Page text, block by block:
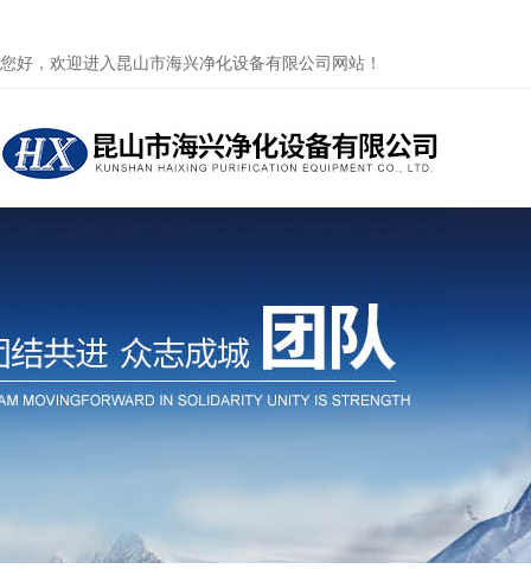
您好，欢迎进入昆山市海兴净化设备有限公司网站！